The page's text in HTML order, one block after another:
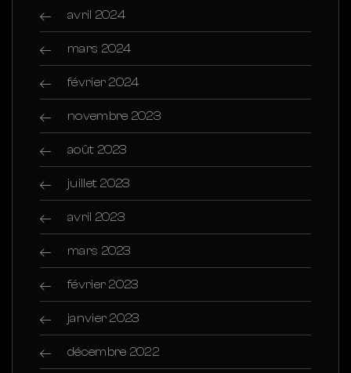
avril 2024
mars 2024
février 2024
novembre 2023
août 2023
juillet 2023
avril 2023
mars 2023
février 2023
janvier 2023
décembre 2022